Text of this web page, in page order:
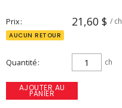
Prix 21,60 $ / ch
AUCUN RETOUR
Quantité ch
AJOUTER AU
PANIER